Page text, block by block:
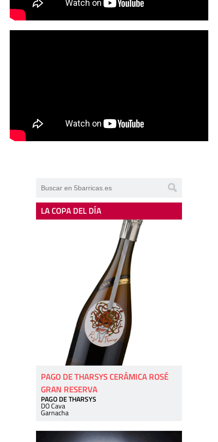
LA COPA DEL DÍA
PAGO DE THARSYS CERÁMICA ROSÉ
GRAN RESERVA
PAGO DE THARSYS
DO Cava
Garnacha